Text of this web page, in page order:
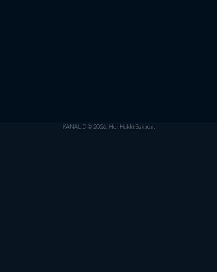
KANAL D © 2026. Her Hakkı Saklıdır.